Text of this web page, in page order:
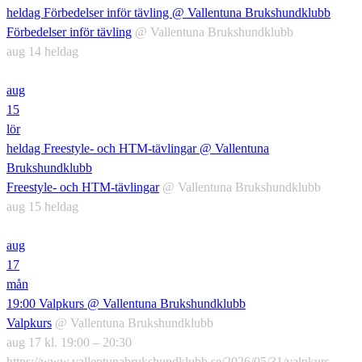
heldag Förbedelser inför tävling @ Vallentuna Brukshundklubb
Förbedelser inför tävling @ Vallentuna Brukshundklubb
aug 14 heldag
aug
15
lör
heldag Freestyle- och HTM-tävlingar @ Vallentuna
Brukshundklubb
Freestyle- och HTM-tävlingar @ Vallentuna Brukshundklubb
aug 15 heldag
aug
17
mån
19:00 Valpkurs @ Vallentuna Brukshundklubb
Valpkurs @ Vallentuna Brukshundklubb
aug 17 kl. 19:00 – 20:30